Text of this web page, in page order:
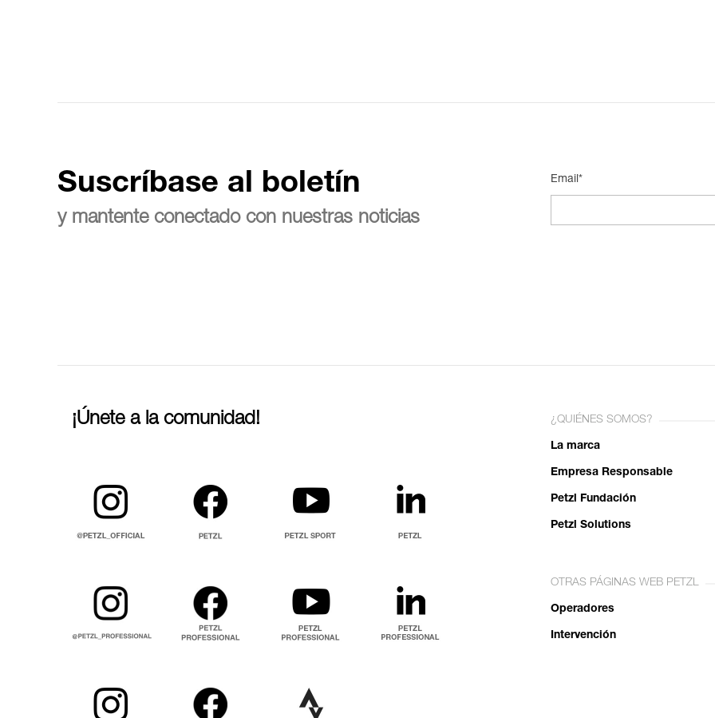
Suscríbase al boletín
y mantente conectado con nuestras noticias
Email*
¡Únete a la comunidad! ¿QUIÉNES SOMOS?
La marca
Empresa Responsable
Petzl Fundación
Petzl Solutions
OTRAS PÁGINAS WEB PETZL
Operadores
Intervención